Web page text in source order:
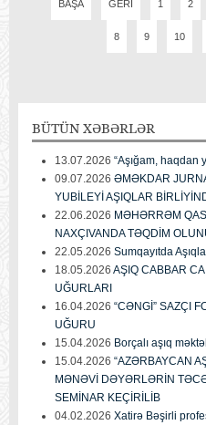
BAŞA GERI 1 2
8 9 10
BÜTÜN XƏBƏRLƏR
13.07.2026 “Aşığam, haqdan
09.07.2026 ƏMƏKDAR
YUBİLEYİ AŞIQLAR
22.06.2026 MƏHƏRRƏM
NAXÇIVANDA TƏQDİM
22.05.2026 Sumqayıtda
18.05.2026 AŞIQ CABBAR
UĞURLARI
16.04.2026 “CƏNGİ” SAZÇI
UĞURU
15.04.2026 Borçalı aşıq
15.04.2026 “AZƏRBAYCAN
MƏNƏVİ DƏYƏRLƏRİN
SEMİNAR KEÇİRİLİB
04.02.2026 Xatirə Bəşirli